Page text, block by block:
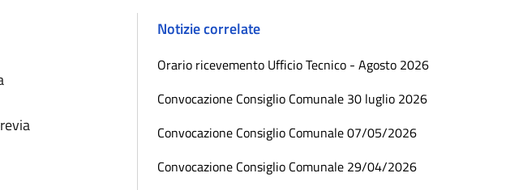
Notizie correlate
Orario ricevemento Ufficio Tecnico - Agosto 2026
Convocazione Consiglio Comunale 30 luglio 2026
Convocazione Consiglio Comunale 07/05/2026
Convocazione Consiglio Comunale 29/04/2026